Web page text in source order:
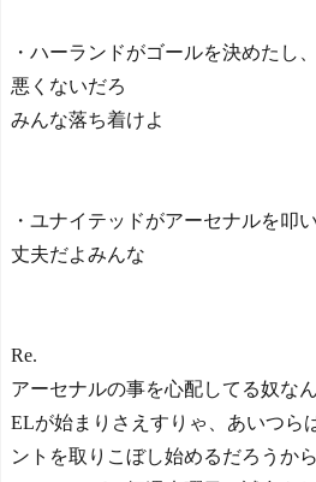
・ハーランドがゴールを決めたし
悪くないだろ
みんな落ち着けよ
・ユナイテッドがアーセナルを叩
丈夫だよみんな
Re.
アーセナルの事を心配してる奴な
ELが始まりさえすりゃ、あいつら
ントを取りこぼし始めるだろうか